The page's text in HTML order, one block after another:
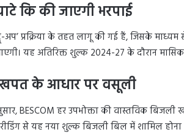
कि की जाएगी भरपाई
अप’ प्रक्रिया के तहत लागू की गई हैं, जिसके
यह अतिरिक्त शुल्क 2024-27 के दौरान
के आधार पर वसूली
BESCOM हर उपभोक्ता की वास्तविक
से यह नया शुल्क बिजली बिल में शामिल होना